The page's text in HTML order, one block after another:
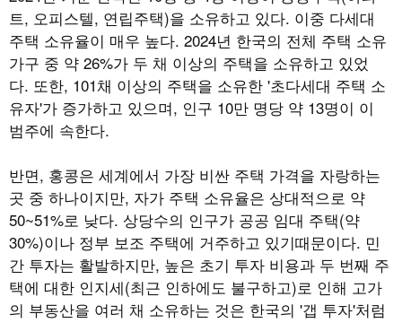
트, 오피스텔, 연립주택)을 소유하고 있다. 이중 다세대
주택 소유율이 매우 높다. 2024년 한국의 전체 주택 소유
가구 중 약 26%가 두 채 이상의 주택을 소유하고 있었
다. 또한, 101채 이상의 주택을 소유한 '초다세대 주택 소
유자'가 증가하고 있으며, 인구 10만 명당 약 13명이 이
범주에 속한다.
반면, 홍콩은 세계에서 가장 비싼 주택 가격을 자랑하는
곳 중 하나이지만, 자가 주택 소유율은 상대적으로 약
50~51%로 낮다. 상당수의 인구가 공공 임대 주택(약
30%)이나 정부 보조 주택에 거주하고 있기때문이다. 민
간 투자는 활발하지만, 높은 초기 투자 비용과 두 번째 주
택에 대한 인지세(최근 인하에도 불구하고)로 인해 고가
의 부동산을 여러 채 소유하는 것은 한국의 '갭 투자'처럼